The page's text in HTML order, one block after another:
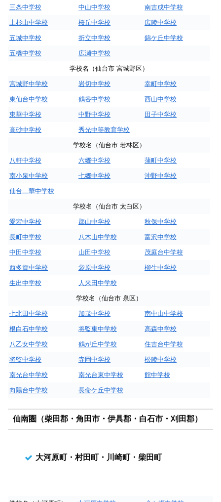
三条中学校 中山中学校 南吉成中学校
上杉山中学校 桜丘中学校 広陵中学校
五城中学校 折立中学校 錦ケ丘中学校
五橋中学校 広瀬中学校
学校名（仙台市 宮城野区）
宮城野中学校 岩切中学校 幸町中学校
東仙台中学校 鶴谷中学校 西山中学校
東華中学校 中野中学校 田子中学校
高砂中学校 秀光中等教育学校
学校名（仙台市 若林区）
八軒中学校 六郷中学校 蒲町中学校
南小泉中学校 七郷中学校 沖野中学校
仙台二華中学校
学校名（仙台市 太白区）
愛宕中学校 郡山中学校 秋保中学校
長町中学校 八木山中学校 富沢中学校
中田中学校 山田中学校 茂庭台中学校
西多賀中学校 袋原中学校 柳生中学校
生出中学校 人来田中学校
学校名（仙台市 泉区）
七北田中学校 加茂中学校 南中山中学校
根白石中学校 将監東中学校 高森中学校
八乙女中学校 鶴が丘中学校 住吉台中学校
将監中学校 寺岡中学校 松陵中学校
南光台中学校 南光台東中学校 館中学校
向陽台中学校 長命ケ丘中学校
仙南圏（柴田郡・角田市・伊具郡・白石市・刈田郡）
大河原町・村田町・川崎町・柴田町